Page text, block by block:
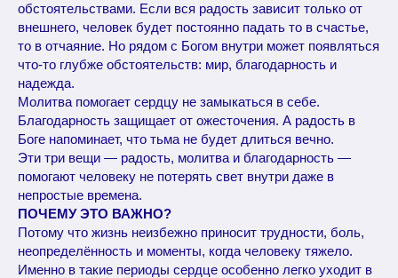
обстоятельствами. Если вся радость зависит только от
внешнего, человек будет постоянно падать то в счастье,
то в отчаяние. Но рядом с Богом внутри может появляться
что-то глубже обстоятельств: мир, благодарность и
надежда.
Молитва помогает сердцу не замыкаться в себе.
Благодарность защищает от ожесточения. А радость в
Боге напоминает, что тьма не будет длиться вечно.
Эти три вещи — радость, молитва и благодарность —
помогают человеку не потерять свет внутри даже в
непростые времена.
ПОЧЕМУ ЭТО ВАЖНО?
Потому что жизнь неизбежно приносит трудности, боль,
неопределённость и моменты, когда человеку тяжело.
Именно в такие периоды сердце особенно легко уходит в